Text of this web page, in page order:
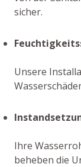
sicher.
Unsere
Ihre
beheben die